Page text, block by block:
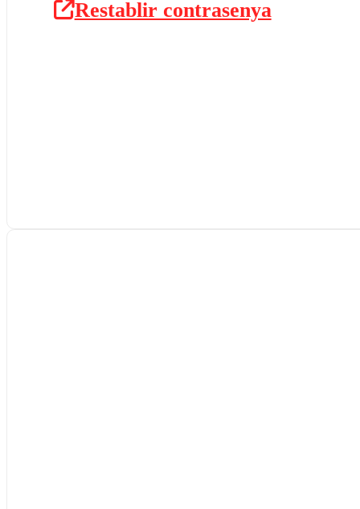
Restablir contrasenya